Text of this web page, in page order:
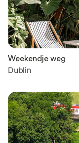
Weekendje weg
Dublin